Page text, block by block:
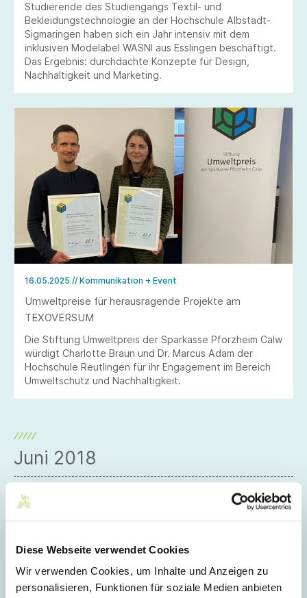
Diese Webseite verwendet Cookies
Wir verwenden Cookies, um Inhalte und Anzeigen zu
personalisieren, Funktionen für soziale Medien anbieten
Studierende des Studiengangs Textil- und
Bekleidungstechnologie an der Hochschule Albstadt-
Sigmaringen haben sich ein Jahr intensiv mit dem
inklusiven Modelabel WASNI aus Esslingen beschäftigt.
Das Ergebnis: durchdachte Konzepte für Design,
Nachhaltigkeit und Marketing.
16.05.2025 // Kommunikation + Event
Umweltpreise für herausragende Projekte am
TEXOVERSUM
Die Stiftung Umweltpreis der Sparkasse Pforzheim Calw
würdigt Charlotte Braun und Dr. Marcus Adam der
Hochschule Reutlingen für ihr Engagement im Bereich
Umweltschutz und Nachhaltigkeit.
Juni 2018
Visionäre Einblicke in die Mobilität von
Ausstellung die Abschluss- und
Transportation Interior Design der
Hochschule Reutlingen Fakultät Textil &
Design gezeigt. Merken Sie sich schon